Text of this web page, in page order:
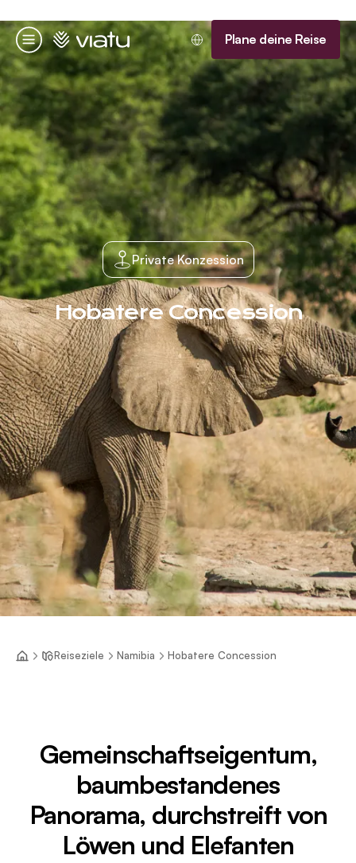
Menü
Startseite Plane deine Reise
Private Konzession
Hobatere Concession
Reiseziele Namibia Hobatere Concession
Gemeinschaftseigentum,
baumbestandenes
Panorama, durchstreift von
Löwen und Elefanten